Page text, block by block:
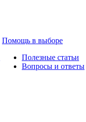
Помощь в выборе
Полезные статьи
Вопросы и ответы